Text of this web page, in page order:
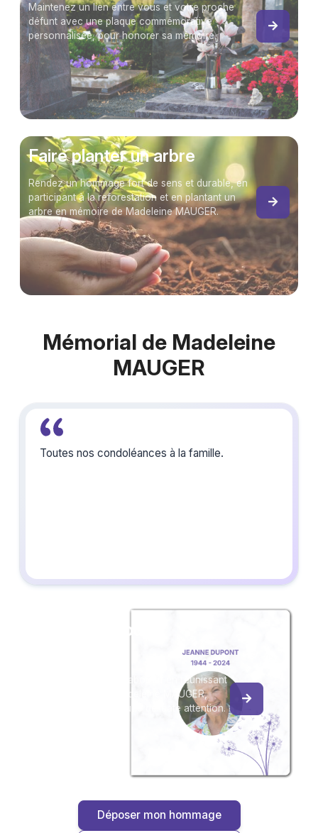
Maintenez un lien entre vous et votre proche
défunt avec une plaque commémorative
personnalisée, pour honorer sa mémoire.
Faire planter un arbre
Rendez un hommage fort de sens et durable, en
participant à la reforestation et en plantant un
arbre en mémoire de Madeleine MAUGER.
Mémorial de Madeleine
MAUGER
Toutes nos condoléances à la famille.
Créez un album
Créez un album collaboratif en réunissant
les hommages à Madeleine MAUGER,
pour vous ou pour une délicate attention.
Déposer mon hommage